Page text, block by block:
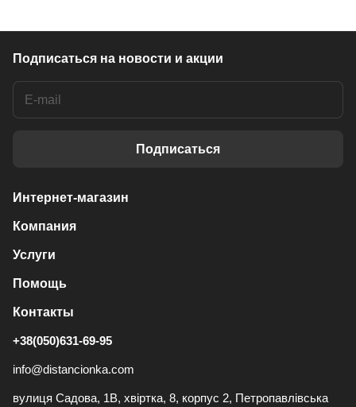
Подписаться на новости и акции
Подписаться
Интернет-магазин
Компания
Услуги
Помощь
Контакты
+38(050)631-69-95
info@distancionka.com
вулиця Садова, 1В, хвіртка, 8, корпус 2, Петропавлівська